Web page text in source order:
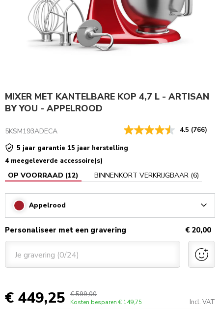
MIXER MET KANTELBARE KOP 4,7 L - ARTISAN
BY YOU - APPELROOD
5KSM193ADECA 4.5 (766)
5 jaar garantie 15 jaar herstelling
4 meegeleverde accessoire(s)
OP VOORRAAD (12) BINNENKORT VERKRIJGBAAR (6)
Appelrood
Personaliseer met een gravering € 20,00
Je gravering (0/24)
€ 449,25 € 599,00
Kosten besparen € 149,75 Incl. VAT